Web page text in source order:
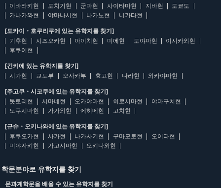
이바라키현
도치기현 군마현 사이타마현 지바현
도쿄도
가나가와현
야마나시현 나가노현 니가타현
[도카이・호쿠리쿠에 있는 유학지를 찾기]
기후현
시즈오카현 아이치현 미에현 도야마현
이시카와현
후쿠이현
[긴키에 있는 유학지를 찾기]
시가현
교토부 오사카부 효고현 나라현 와카야마현
[주고쿠・시코쿠에 있는 유학지를 찾기]
돗토리현
시마네현 오카야마현 히로시마현
야마구치현
도쿠시마현
가가와현 에히메현 고치현
[규슈・오키나와에 있는 유학지를 찾기]
후쿠오카현
사가현 나가사키현 구마모토현
오이타현
미야자키현
가고시마현 오키나와현
학문분야로 유학지를 찾기
문과계학문을 배울 수 있는 유학지를 찾기